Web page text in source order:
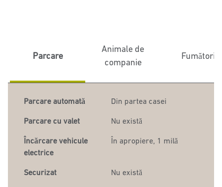
Parcare
Animale de
companie
Fumători
Parcare automată Din partea casei
Parcare cu valet Nu există
Încărcare vehicule
electrice
În apropiere, 1 milă
Securizat Nu există